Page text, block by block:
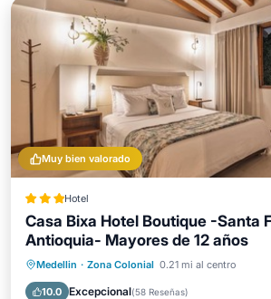
Muy bien valorado
Hotel
Casa Bixa Hotel Boutique -Santa
Antioquia- Mayores de 12 años
Medellin · Zona Colonial 0.21 mi al centro
10.0 Excepcional(58 Reseñas)
Bañera de hidromasaje
Desayuno
Piscina
Balcón/Terraza